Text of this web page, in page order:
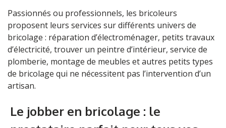
Passionnés ou professionnels, les bricoleurs
proposent leurs services sur différents univers de
bricolage : réparation d’électroménager, petits travaux
d’électricité, trouver un peintre d’intérieur, service de
plomberie, montage de meubles et autres petits types
de bricolage qui ne nécessitent pas l’intervention d’un
artisan.
Le jobber en bricolage : le